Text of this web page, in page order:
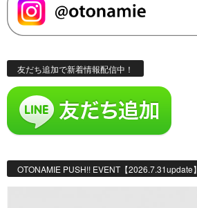
友だち追加で新着情報配信中！
OTONAMIE PUSH!! EVENT【2026.7.31update】